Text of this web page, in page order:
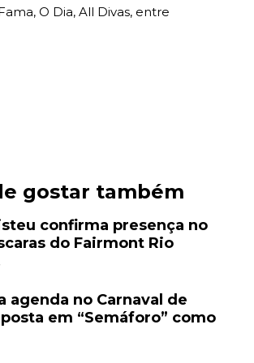
O Dia, All Divas, entre
gostar também
confirma presença no
do Fairmont Rio
agenda no Carnaval de
em “Semáforo” como